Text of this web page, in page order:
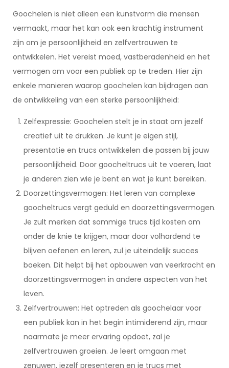
Goochelen is niet alleen een kunstvorm die mensen
vermaakt, maar het kan ook een krachtig instrument
zijn om je persoonlijkheid en zelfvertrouwen te
ontwikkelen. Het vereist moed, vastberadenheid en het
vermogen om voor een publiek op te treden. Hier zijn
enkele manieren waarop goochelen kan bijdragen aan
de ontwikkeling van een sterke persoonlijkheid:
Zelfexpressie: Goochelen stelt je in staat om jezelf
creatief uit te drukken. Je kunt je eigen stijl,
presentatie en trucs ontwikkelen die passen bij jouw
persoonlijkheid. Door goocheltrucs uit te voeren, laat
je anderen zien wie je bent en wat je kunt bereiken.
Doorzettingsvermogen: Het leren van complexe
goocheltrucs vergt geduld en doorzettingsvermogen.
Je zult merken dat sommige trucs tijd kosten om
onder de knie te krijgen, maar door volhardend te
blijven oefenen en leren, zul je uiteindelijk succes
boeken. Dit helpt bij het opbouwen van veerkracht en
doorzettingsvermogen in andere aspecten van het
leven.
Zelfvertrouwen: Het optreden als goochelaar voor
een publiek kan in het begin intimiderend zijn, maar
naarmate je meer ervaring opdoet, zal je
zelfvertrouwen groeien. Je leert omgaan met
zenuwen, jezelf presenteren en je trucs met